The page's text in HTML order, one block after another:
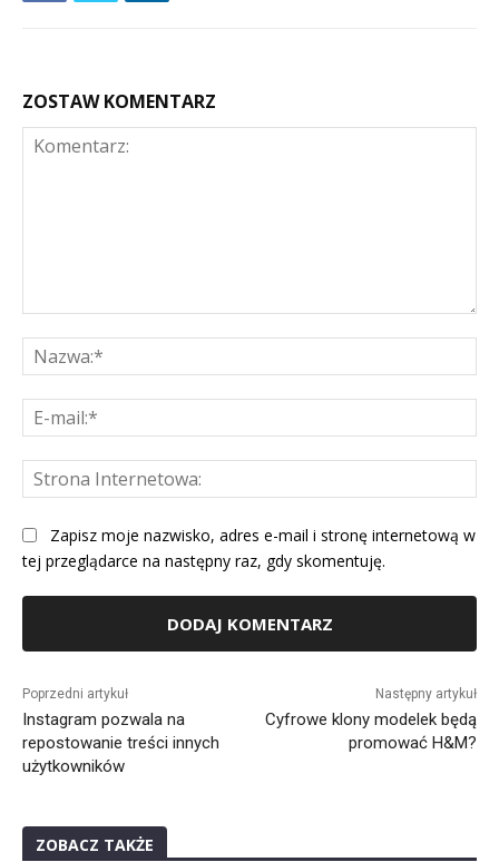
ZOSTAW KOMENTARZ
Zapisz moje nazwisko, adres e-mail i stronę internetową w
tej przeglądarce na następny raz, gdy skomentuję.
Poprzedni artykuł
Instagram pozwala na
repostowanie treści innych
użytkowników
Następny artykuł
Cyfrowe klony modelek będą
promować H&M?
ZOBACZ TAKŻE